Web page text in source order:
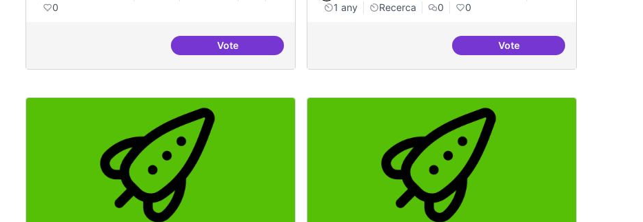
0
VoteConnectar repositori de coneixement
1 any
Recerca 0 0
Vote3-4 centres-lab